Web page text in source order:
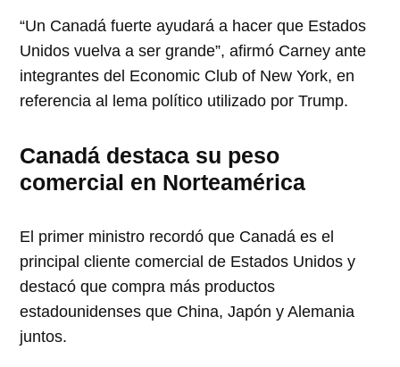
“Un Canadá fuerte ayudará a hacer que Estados
Unidos vuelva a ser grande”, afirmó Carney ante
integrantes del Economic Club of New York, en
referencia al lema político utilizado por Trump.
Canadá destaca su peso
comercial en Norteamérica
El primer ministro recordó que Canadá es el
principal cliente comercial de Estados Unidos y
destacó que compra más productos
estadounidenses que China, Japón y Alemania
juntos.